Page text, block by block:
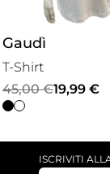
Gaudì
T-Shirt
45,00€
Il
prezzo
19,99 €
Il
prezzo
ISCRIVITI